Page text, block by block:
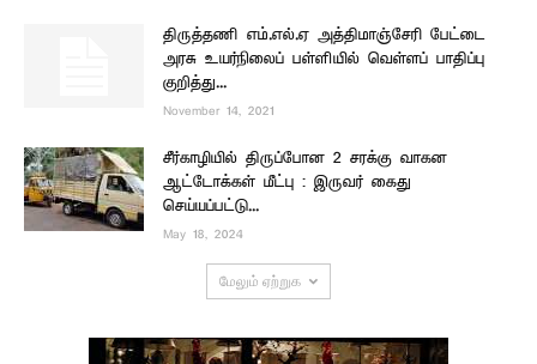
திருத்தணி எம்.எல்.ஏ அத்திமாஞ்சேரி பேட்டை
அரசு உயர்நிலைப் பள்ளியில் வெள்ளப் பாதிப்பு
குறித்து...
November 14, 2021
சீர்காழியில் திருப்போன 2 சரக்கு வாகன
ஆட்டோக்கள் மீட்பு : இருவர் கைது
செய்யப்பட்டு...
May 18, 2024
மேலும் ஏற்றுக